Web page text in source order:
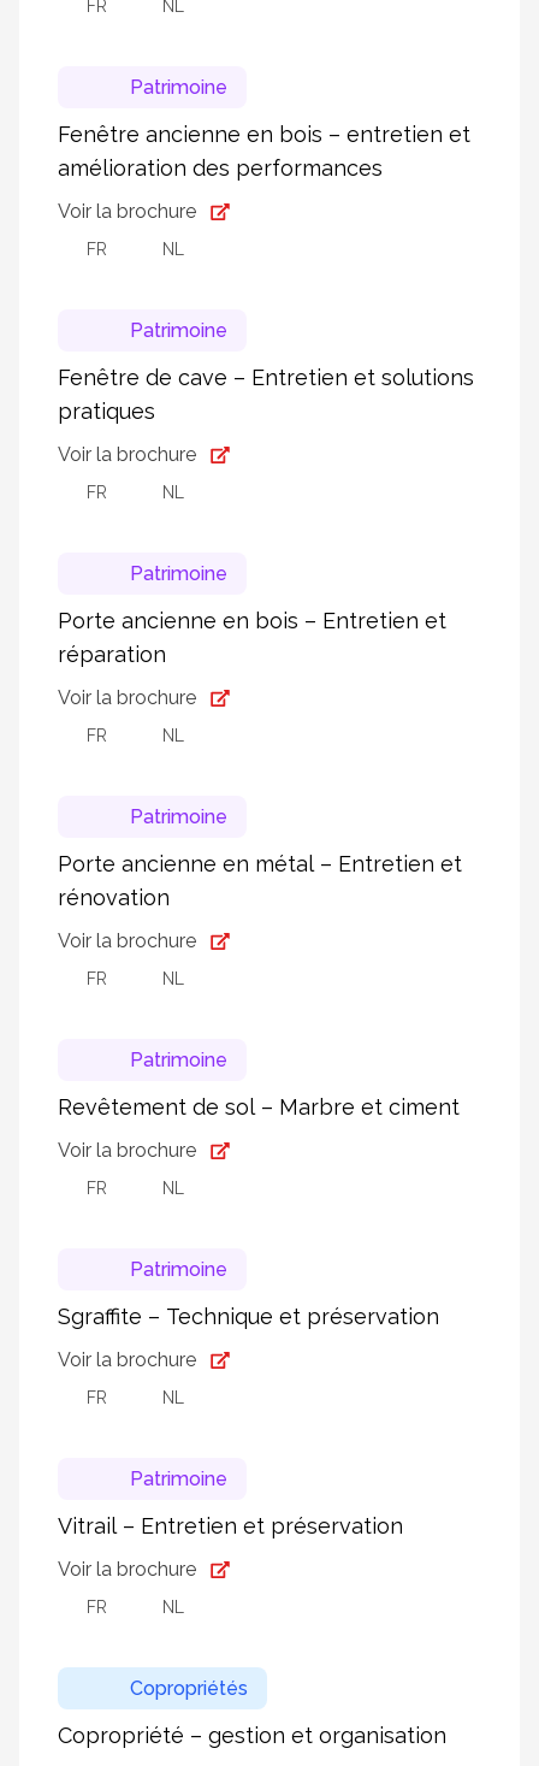
FR NL
Patrimoine
Fenêtre ancienne en bois – entretien et
amélioration des performances
Voir la brochure
FR NL
Patrimoine
Fenêtre de cave – Entretien et solutions
pratiques
Voir la brochure
FR NL
Patrimoine
Porte ancienne en bois – Entretien et
réparation
Voir la brochure
FR NL
Patrimoine
Porte ancienne en métal – Entretien et
rénovation
Voir la brochure
FR NL
Patrimoine
Revêtement de sol – Marbre et ciment
Voir la brochure
FR NL
Patrimoine
Sgraffite – Technique et préservation
Voir la brochure
FR NL
Patrimoine
Vitrail – Entretien et préservation
Voir la brochure
FR NL
Copropriétés
Copropriété – gestion et organisation